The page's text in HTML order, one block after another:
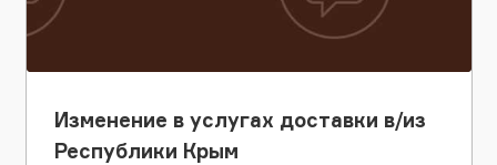
Изменение в услугах доставки в/из
Республики Крым